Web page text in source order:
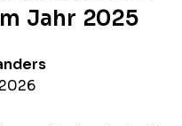
Jahr 2025